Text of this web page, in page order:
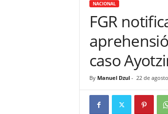
NACIONAL
FGR
caso
By Manuel Dzul- 22 de